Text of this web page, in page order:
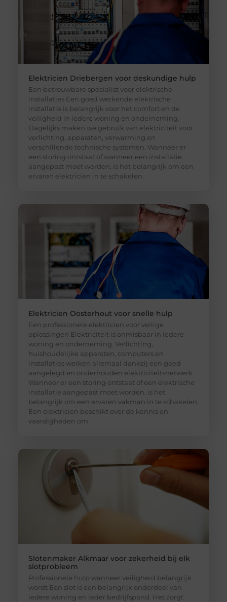
Elektricien Driebergen voor deskundige hulp
Een betrouwbare specialist voor elektrische
installaties Een goed werkende elektrische
installatie is belangrijk voor het comfort en de
veiligheid in iedere woning en onderneming.
Dagelijks maken we gebruik van elektriciteit voor
verlichting, apparaten, verwarming en
verschillende technische systemen. Wanneer er
een storing ontstaat of wanneer een installatie
aangepast moet worden, is het belangrijk om een
ervaren elektricien in te schakelen.
Elektricien Oosterhout voor snelle hulp
Een professionele elektricien voor veilige
oplossingen Elektriciteit is onmisbaar in iedere
woning en onderneming. Verlichting,
huishoudelijke apparaten, computers en
installaties werken allemaal dankzij een goed
aangelegd en onderhouden elektriciteitsnetwerk.
Wanneer er een storing ontstaat of een elektrische
installatie aangepast moet worden, is het
belangrijk om een ervaren vakman in te schakelen.
Een elektricien beschikt over de kennis en
vaardigheden om
Slotenmaker Alkmaar voor zekerheid bij elk
slotprobleem
Professionele hulp wanneer veiligheid belangrijk
wordt Een slot is een belangrijk onderdeel van
iedere woning en ieder bedrijfspand. Het zorgt